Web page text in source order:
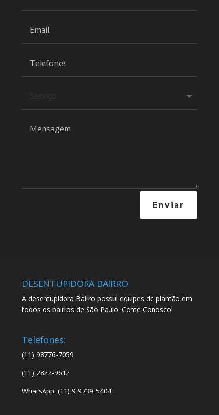
Enviar
DESENTUPIDORA BAIRRO
A desentupidora Bairro possui equipes de plantão em
todos os bairros de São Paulo. Conte Conosco!
Telefones:
(11) 98776-7059
(11) 2822-9612
WhatsApp: (11) 9 9739-5404